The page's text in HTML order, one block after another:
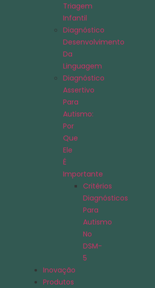
Triagem
Infantil
Diagnóstico
Desenvolvimento
Da
Linguagem
Diagnóstico
Assertivo
Para
Autismo:
Por
Que
Ele
É
Importante
Critérios
Diagnósticos
Para
Autismo
No
DSM-
5
Inovação
Produtos